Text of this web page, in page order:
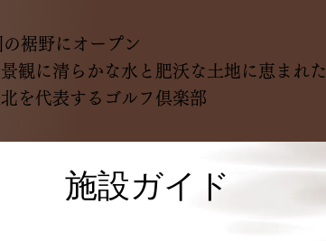
裾野にオープン
観に清らかな水と肥沃な土地に恵まれた
を代表するゴルフ倶楽部
施設ガイド